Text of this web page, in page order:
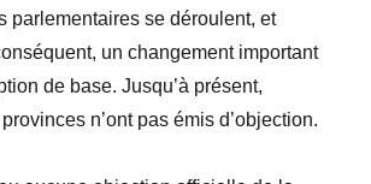
parlementaires se déroulent, et
un changement important
de base. Jusqu’à présent,
n’ont pas émis d’objection.